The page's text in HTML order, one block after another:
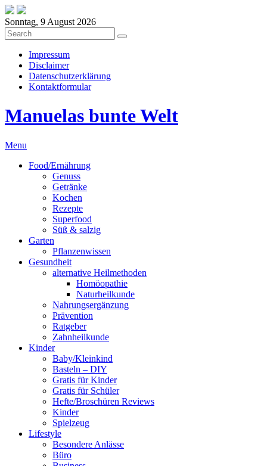
Sonntag, 9 August 2026
Impressum
Disclaimer
Datenschutzerklärung
Kontaktformular
Manuelas bunte Welt
Menu
Food/Ernährung
Genuss
Getränke
Kochen
Rezepte
Superfood
Süß & salzig
Garten
Pflanzenwissen
Gesundheit
alternative Heilmethoden
Homöopathie
Naturheilkunde
Nahrungsergänzung
Prävention
Ratgeber
Zahnheilkunde
Kinder
Baby/Kleinkind
Basteln – DIY
Gratis für Kinder
Gratis für Schüler
Hefte/Broschüren Reviews
Kinder
Spielzeug
Lifestyle
Besondere Anlässe
Büro